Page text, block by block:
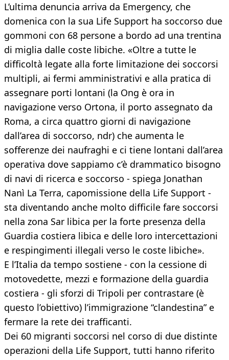
L’ultima denuncia arriva da Emergency, che
domenica con la sua Life Support ha soccorso due
gommoni con 68 persone a bordo ad una trentina
di miglia dalle coste libiche. «Oltre a tutte le
difficoltà legate alla forte limitazione dei soccorsi
multipli, ai fermi amministrativi e alla pratica di
assegnare porti lontani (la Ong è ora in
navigazione verso Ortona, il porto assegnato da
Roma, a circa quattro giorni di navigazione
dall’area di soccorso, ndr) che aumenta le
sofferenze dei naufraghi e ci tiene lontani dall’area
operativa dove sappiamo c’è drammatico bisogno
di navi di ricerca e soccorso - spiega Jonathan
Nanì La Terra, capomissione della Life Support -
sta diventando anche molto difficile fare soccorsi
nella zona Sar libica per la forte presenza della
Guardia costiera libica e delle loro intercettazioni
e respingimenti illegali verso le coste libiche».
E l’Italia da tempo sostiene - con la cessione di
motovedette, mezzi e formazione della guardia
costiera - gli sforzi di Tripoli per contrastare (è
questo l’obiettivo) l’immigrazione “clandestina” e
fermare la rete dei trafficanti.
Dei 60 migranti soccorsi nel corso di due distinte
operazioni della Life Support, tutti hanno riferito